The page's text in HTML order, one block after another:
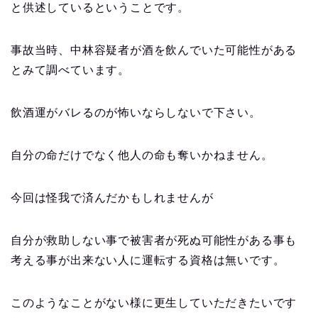
と供述しているということです。
事故当時、中林容疑者が酒を飲んでいた可能性がある
とみて調べています。
飲酒運がバレるのが怖いならしないで下さい。
自分の命だけでなく他人の命も奪いかねません。
今回は怪我で済んだかもしれませんが
自分が救助しない事で被害者が死ぬ可能性がある事も
考える事が出来ない人に運転する資格は無いです。
このようなことがない様に更生していただきたいです